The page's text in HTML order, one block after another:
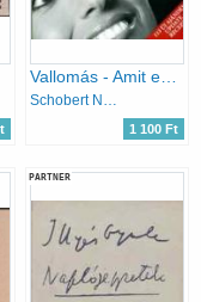
Vallomás - Amit eddig nem mertem elmondani...
Schobert Norbert
1 100 Ft
PARTNER